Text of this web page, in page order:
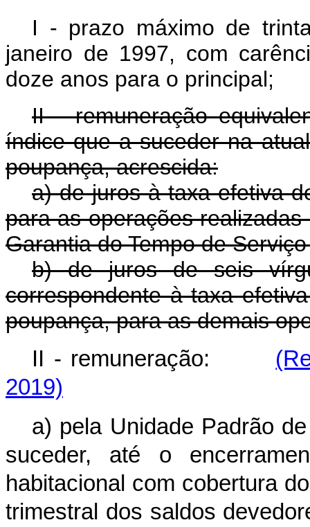
I - prazo máximo de
janeiro de 1997, com
doze anos para o principal;
II - remuneração
índice que a suceder na
poupança, acrescida:
a) de juros à taxa efetiva
para as operações
Garantia do Tempo de
b) de juros de seis
correspondente à taxa
poupança, para as demais
II - remuneração:
2019)
a) pela Unidade Padrão
suceder, até o
habitacional com cobertura
trimestral dos saldos